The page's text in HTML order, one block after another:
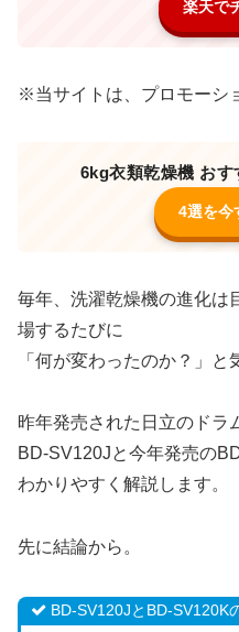
楽天で
※当サイトは、プロモーシ
6kg衣類乾燥機 おす
4選を今
毎年、洗濯乾燥機の進化は
場するたびに
「何が変わったのか？」と
昨年発売された日立のドラ
BD-SV120Jと今年発売の
わかりやすく解説します。
先に結論から。
BD-SV120JとBD-SV120K